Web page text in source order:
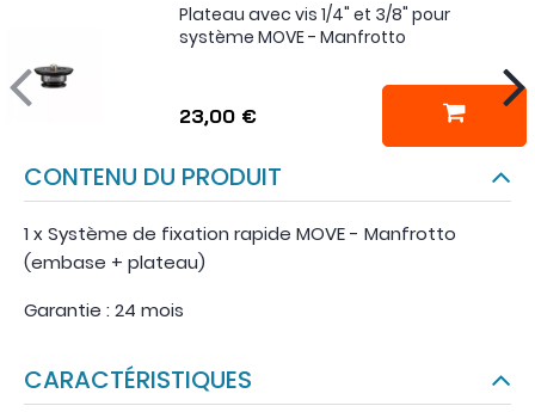
Plateau avec vis 1/4" et 3/8" pour
système MOVE - Manfrotto
23,00 €
CONTENU DU PRODUIT
1 x Système de fixation rapide MOVE - Manfrotto
(embase + plateau)
Garantie : 24 mois
CARACTÉRISTIQUES